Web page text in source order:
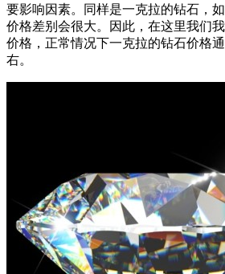
要影响因素。同样是一克拉的钻石，
价格差别会很大。因此，在这里我们
价格，正常情况下一克拉的钻石价格通
右。